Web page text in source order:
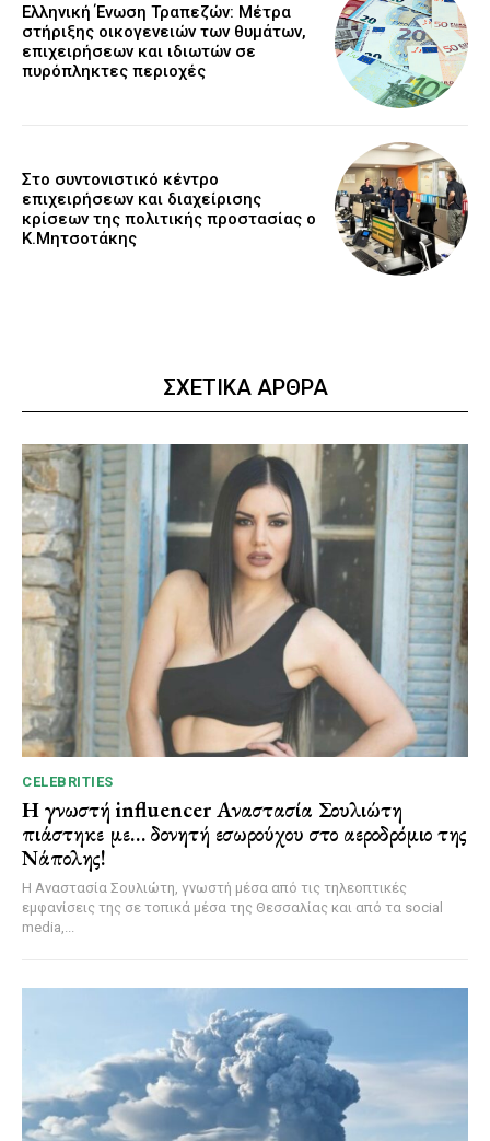
Ελληνική Ένωση Τραπεζών: Μέτρα
στήριξης οικογενειών των θυμάτων,
επιχειρήσεων και ιδιωτών σε
πυρόπληκτες περιοχές
Στο συντονιστικό κέντρο
επιχειρήσεων και διαχείρισης
κρίσεων της πολιτικής προστασίας ο
Κ.Μητσοτάκης
ΣΧΕΤΙΚΑ ΑΡΘΡΑ
CELEBRITIES
Η γνωστή influencer Αναστασία Σουλιώτη
πιάστηκε με… δονητή εσωρούχου στο αεροδρόμιο της
Νάπολης!
Η Αναστασία Σουλιώτη, γνωστή μέσα από τις τηλεοπτικές
εμφανίσεις της σε τοπικά μέσα της Θεσσαλίας και από τα social
media,...